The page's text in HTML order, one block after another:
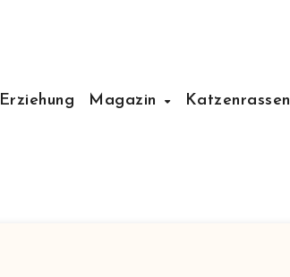
Erziehung Magazin Katzenrassen